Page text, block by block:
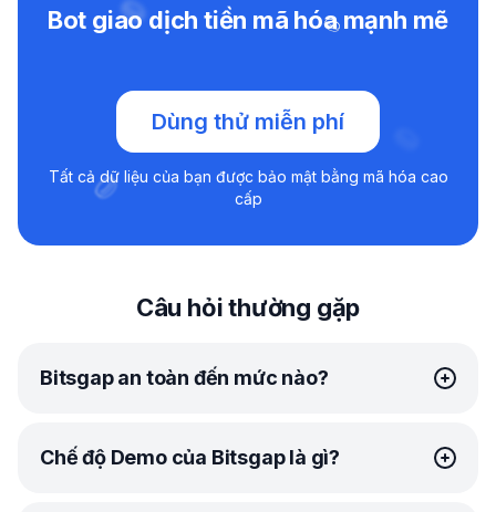
Bot giao dịch tiền mã hóa mạnh mẽ
Dùng thử miễn phí
Tất cả dữ liệu của bạn được bảo mật bằng mã hóa cao
cấp
Câu hỏi thường gặp
Bitsgap an toàn đến mức nào?
Tại Bitsgap, bảo mật của bạn là ưu tiên hàng đầu của
chúng tôi. Chúng tôi sử dụng
Chế độ Demo của Bitsgap là gì?